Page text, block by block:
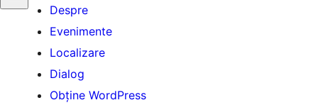
Despre
Evenimente
Localizare
Dialog
Obține WordPress